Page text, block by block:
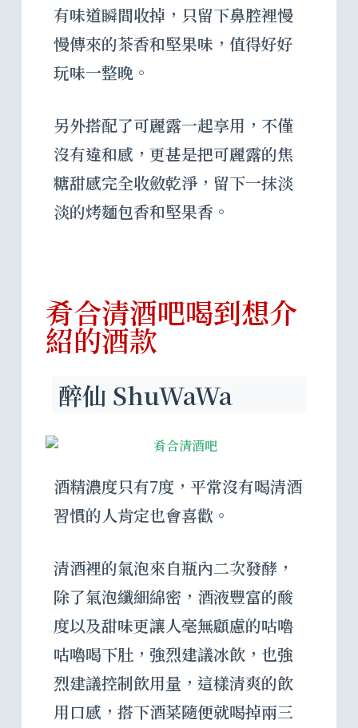
有味道瞬間收掉，只留下鼻腔裡慢
慢傳來的茶香和堅果味，值得好好
玩味一整晚。
另外搭配了可麗露一起享用，不僅
沒有違和感，更甚是把可麗露的焦
糖甜感完全收斂乾淨，留下一抹淡
淡的烤麵包香和堅果香。
肴合清酒吧喝到想介
紹的酒款
醉仙 ShuWaWa
酒精濃度只有7度，平常沒有喝清酒
習慣的人肯定也會喜歡。
清酒裡的氣泡來自瓶內二次發酵，
除了氣泡纖細綿密，酒液豐富的酸
度以及甜味更讓人毫無顧慮的咕嚕
咕嚕喝下肚，強烈建議冰飲，也強
烈建議控制飲用量，這樣清爽的飲
用口感，搭下酒菜隨便就喝掉兩三